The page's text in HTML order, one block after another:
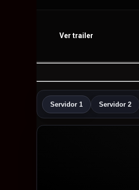
Ver trailer
Servidor 1 Servidor 2